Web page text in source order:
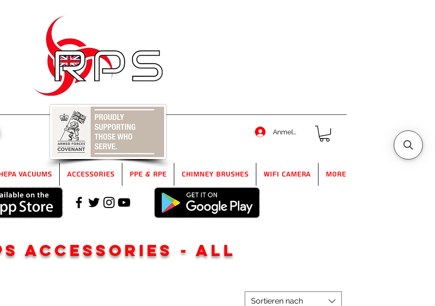
Anmelden
Vacuums Accessories PPE & RPE Chimney Brushes WIFI Camera More
ACCESSORIES - ALL
Sortieren nach